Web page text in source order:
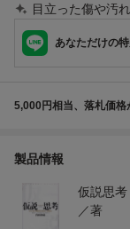
目立った傷や汚
あなただけの
5,000円相当、落札価格
製品情報
仮説思
／著